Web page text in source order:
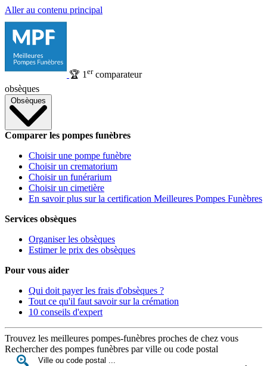
Aller au contenu principal
🏆 1 ercomparateur
obsèques
Obsèques
Comparer les pompes funèbres
Choisir une pompe funèbre
Choisir un crematorium
Choisir un funérarium
Choisir un cimetière
En savoir plus sur la certification Meilleures Pompes Funèbres
Services obsèques
Organiser les obsèques
Estimer le prix des obsèques
Pour vous aider
Qui doit payer les frais d'obsèques ?
Tout ce qu'il faut savoir sur la crémation
10 conseils d'expert
Trouvez les meilleures pompes-funèbres proches de chez vous
Rechercher des pompes funèbres par ville ou code postal